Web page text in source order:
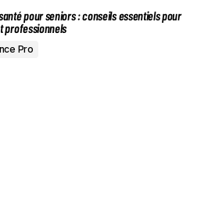
pour seniors : conseils essentiels pour
professionnels
Pro